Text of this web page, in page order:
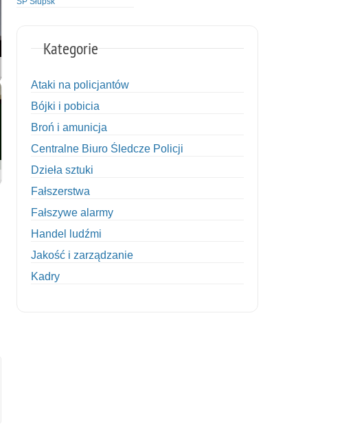
Kategorie
Ataki na policjantów
Bójki i pobicia
Broń i amunicja
Centralne Biuro Śledcze Policji
Dzieła sztuki
Fałszerstwa
Fałszywe alarmy
Handel ludźmi
Jakość i zarządzanie
Kadry